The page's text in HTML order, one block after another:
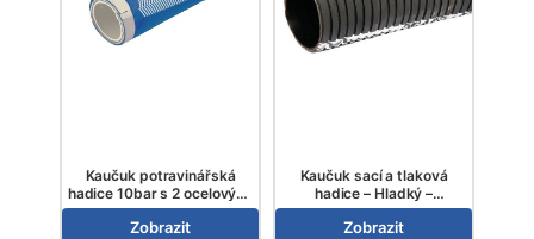
Kaučuk potravinářská
hadice 10bar s 2 ocelovými
spirálami
Zobrazit
Kaučuk sací a tlaková
hadice – Hladký –
Superlehké závaží
Zobrazit